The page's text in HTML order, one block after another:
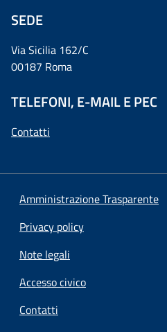
SEDE
Via Sicilia 162/C
00187 Roma
TELEFONI, E-MAIL E PEC
Contatti
Amministrazione Trasparente
Privacy policy
Note legali
Accesso civico
Contatti